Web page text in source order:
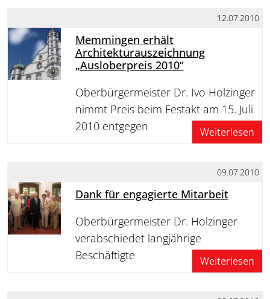
12.07.2010
Memmingen erhält
Architekturauszeichnung
„Ausloberpreis 2010“
Oberbürgermeister Dr. Ivo Holzinger
nimmt Preis beim Festakt am 15. Juli
2010 entgegen
Weiterlesen
09.07.2010
Dank für engagierte Mitarbeit
Oberbürgermeister Dr. Holzinger
verabschiedet langjährige
Beschäftigte
Weiterlesen